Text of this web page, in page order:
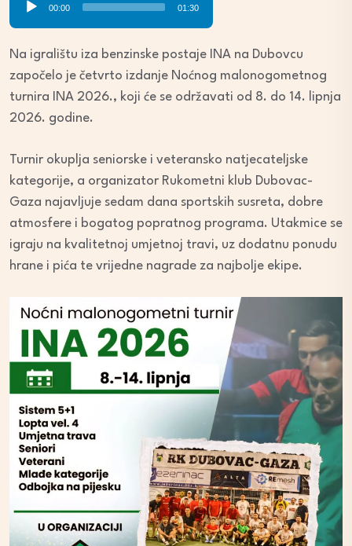
00:00 01:30
Na igralištu iza benzinske postaje INA na Dubovcu
započelo je četvrto izdanje Noćnog malonogometnog
turnira INA 2026., koji će se održavati od 8. do 14. lipnja
2026. godine.
Turnir okuplja seniorske i veteransko natjecateljske
kategorije, a organizator Rukometni klub Dubovac-
Gaza najavljuje sedam dana sportskih susreta, dobre
atmosfere i bogatog popratnog programa. Utakmice se
igraju na kvalitetnoj umjetnoj travi, uz dodatnu ponudu
hrane i pića te vrijedne nagrade za najbolje ekipe.